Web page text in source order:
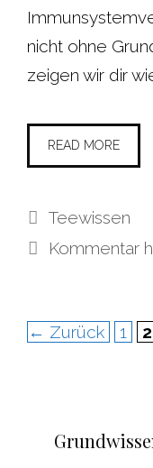
nicht ohne
zeigen wir dir
READ MORE
Kategorien
Teewissen
Kommentar
← Zurück Seite
1 2